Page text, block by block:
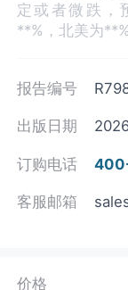
定或者微跌，
**%，北美为
报告编号
出版日期
订购电话
客服邮箱
价格